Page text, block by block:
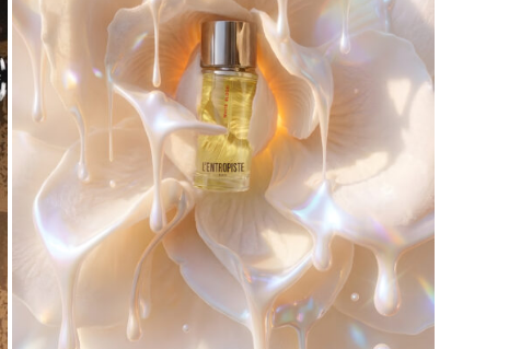
WHITE BLOOD, OU LE RETOUR DU FLORAL
COMME MATIÈRE VIVANTE
Pascal Iakovou